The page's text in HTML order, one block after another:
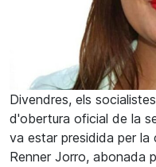
Divendres, els
d'obertura oficial de la
va estar presidida per la
Renner Jorro, abonada